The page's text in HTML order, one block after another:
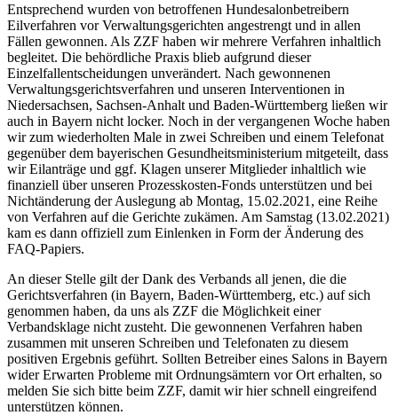
Entsprechend wurden von betroffenen Hundesalonbetreibern
Eilverfahren vor Verwaltungsgerichten angestrengt und in allen
Fällen gewonnen. Als ZZF haben wir mehrere Verfahren inhaltlich
begleitet. Die behördliche Praxis blieb aufgrund dieser
Einzelfallentscheidungen unverändert. Nach gewonnenen
Verwaltungsgerichtsverfahren und unseren Interventionen in
Niedersachsen, Sachsen-Anhalt und Baden-Württemberg ließen wir
auch in Bayern nicht locker. Noch in der vergangenen Woche haben
wir zum wiederholten Male in zwei Schreiben und einem Telefonat
gegenüber dem bayerischen Gesundheitsministerium mitgeteilt, dass
wir Eilanträge und ggf. Klagen unserer Mitglieder inhaltlich wie
finanziell über unseren Prozesskosten-Fonds unterstützen und bei
Nichtänderung der Auslegung ab Montag, 15.02.2021, eine Reihe
von Verfahren auf die Gerichte zukämen. Am Samstag (13.02.2021)
kam es dann offiziell zum Einlenken in Form der Änderung des
FAQ-Papiers.
An dieser Stelle gilt der Dank des Verbands all jenen, die die
Gerichtsverfahren (in Bayern, Baden-Württemberg, etc.) auf sich
genommen haben, da uns als ZZF die Möglichkeit einer
Verbandsklage nicht zusteht. Die gewonnenen Verfahren haben
zusammen mit unseren Schreiben und Telefonaten zu diesem
positiven Ergebnis geführt. Sollten Betreiber eines Salons in Bayern
wider Erwarten Probleme mit Ordnungsämtern vor Ort erhalten, so
melden Sie sich bitte beim ZZF, damit wir hier schnell eingreifend
unterstützen können.